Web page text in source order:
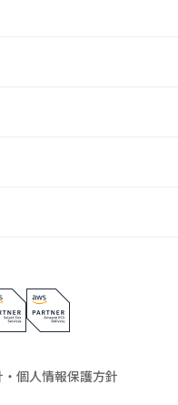
ン
リングと生成AI
発
個人情報保護方針